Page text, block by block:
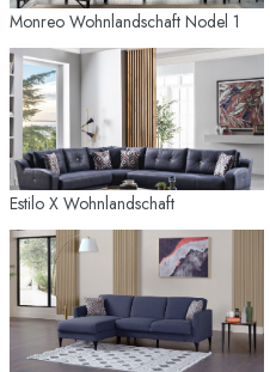
Monreo Wohnlandschaft Nodel 1
Estilo X Wohnlandschaft